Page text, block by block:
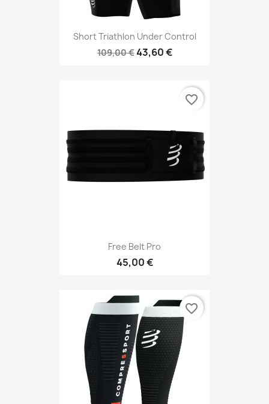
Short Triathlon Under Control
109,00 €43,60 €
Free Belt Pro
45,00 €
favorite_border
favorite_border